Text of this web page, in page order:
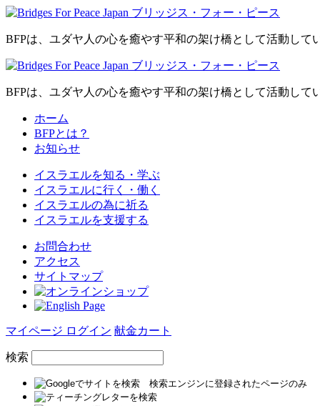
BFPは、ユダヤ人の心を癒やす平和の架け橋として活動して
BFPは、ユダヤ人の心を癒やす平和の架け橋として活動して
ホーム
BFPとは？
お知らせ
イスラエルを知る・学ぶ
イスラエルに行く・働く
イスラエルの為に祈る
イスラエルを支援する
お問合わせ
アクセス
サイトマップ
マイページ ログイン 献金カート
検索